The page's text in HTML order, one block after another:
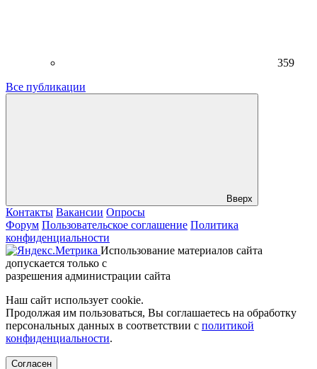
359
Все публикации
Вверх
Контакты Вакансии Опросы
Форум Пользовательское соглашение Политика
конфиденциальности
Использование материалов сайта
допускается только с
разрешения администрации сайта
Наш сайт использует cookie.
Продолжая им пользоваться, Вы соглашаетесь на обработку
персональных данных в соответствии с политикой
конфиденциальности.
Согласен